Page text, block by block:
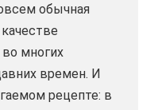
обычная
многих
времен. И
рецепте: в